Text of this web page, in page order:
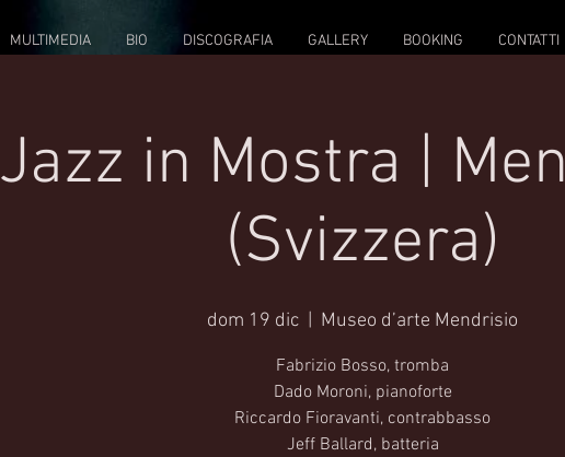
MULTIMEDIA BIO DISCOGRAFIA GALLERY BOOKING CONTATTI
Jazz in Mostra |
(Svizzera)
dom 19 dic Museo d’arte Mendrisio
Fabrizio Bosso, tromba
Dado Moroni, pianoforte
Riccardo Fioravanti, contrabbasso
Jeff Ballard, batteria